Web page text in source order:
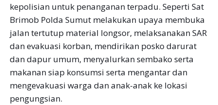
kepolisian untuk penanganan terpadu. Seperti Sat
Brimob Polda Sumut melakukan upaya membuka
jalan tertutup material longsor, melaksanakan SAR
dan evakuasi korban, mendirikan posko darurat
dan dapur umum, menyalurkan sembako serta
makanan siap konsumsi serta mengantar dan
mengevakuasi warga dan anak-anak ke lokasi
pengungsian.